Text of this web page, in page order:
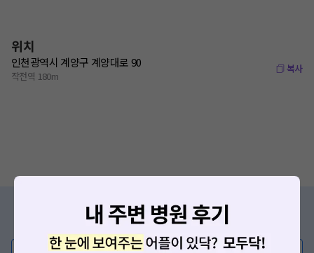
위치
인천광역시 계양구 계양대로 90
작전역 180m
복사
증상/치료, 궁금한 점이 있나요?